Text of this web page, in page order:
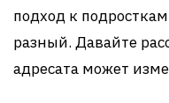
подход к
разный. Давайте
адресата может